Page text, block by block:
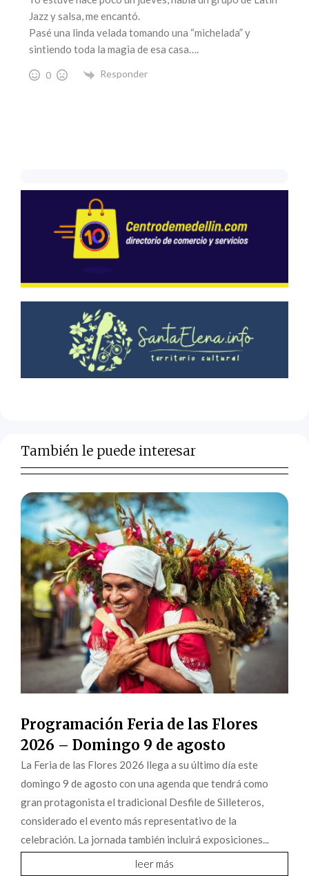
Jazz y salsa, me encantó.
Pasé una linda velada tomando una “michelada” y
sintiendo toda la magia de esa casa….
0 Responder
También le puede interesar
Programación Feria de las Flores
2026 – Domingo 9 de agosto
La Feria de las Flores 2026 llega a su último día este
domingo 9 de agosto con una agenda que tendrá como
gran protagonista el tradicional Desfile de Silleteros,
considerado el evento más representativo de la
celebración. La jornada también incluirá exposiciones...
leer más